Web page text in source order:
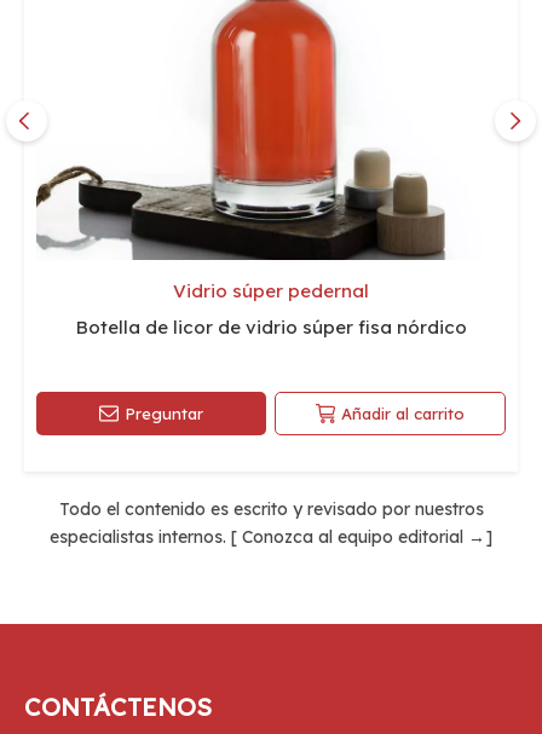
Vidrio súper pedernal
Botella de licor de vidrio súper fisa nórdico
Preguntar Añadir al carrito
Todo el contenido es escrito y revisado por nuestros
especialistas internos. [ Conozca al equipo editorial →]
CONTÁCTENOS